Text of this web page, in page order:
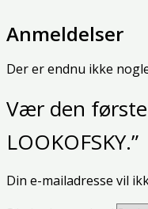
Anmeldelser
Der er endnu ikke
Vær den
LOOKOFSKY.”
Din e-mailadresse vil